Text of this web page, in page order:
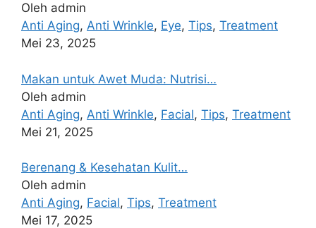
Oleh admin
Anti Aging, Anti Wrinkle, Eye, Tips, Treatment
Mei 23, 2025
Makan untuk Awet Muda: Nutrisi…
Oleh admin
Anti Aging, Anti Wrinkle, Facial, Tips, Treatment
Mei 21, 2025
Berenang & Kesehatan Kulit…
Oleh admin
Anti Aging, Facial, Tips, Treatment
Mei 17, 2025